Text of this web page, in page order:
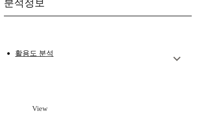
분석정보
활용도 분석
View